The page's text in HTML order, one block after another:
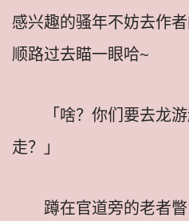
感兴趣的骚年不妨去作
顺路过去瞄一眼哈~
「啥？你们要去龙
走？」
蹲在官道旁的老者